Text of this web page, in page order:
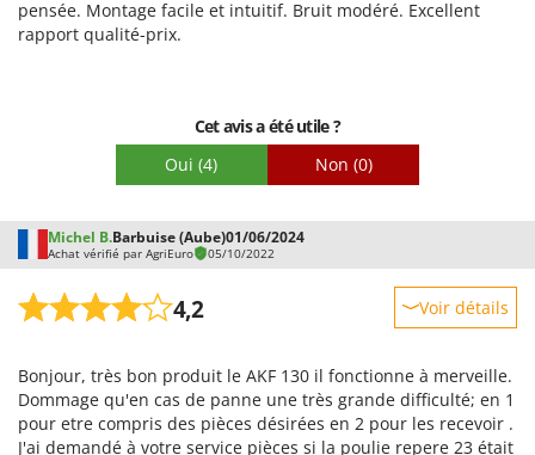
pensée. Montage facile et intuitif. Bruit modéré. Excellent
rapport qualité-prix.
Cet avis a été utile ?
Oui (4) Non (0)
Michel B.Barbuise (Aube)01/06/2024
Achat vérifié par AgriEuro 05/10/2022
4,2 Voir détails
Prestations
Facilité d'utilisation
Qualité / Prix
Bonjour, très bon produit le AKF 130 il fonctionne à merveille.
Dommage qu'en cas de panne une très grande difficulté; en 1
pour etre compris des pièces désirées en 2 pour les recevoir .
J'ai demandé à votre service pièces si la poulie repere 23 était